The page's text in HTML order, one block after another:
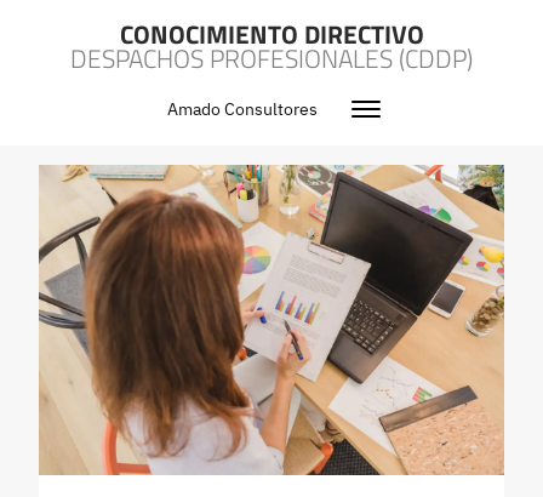
CONOCIMIENTO DIRECTIVO
DESPACHOS PROFESIONALES (CDDP)
Amado Consultores